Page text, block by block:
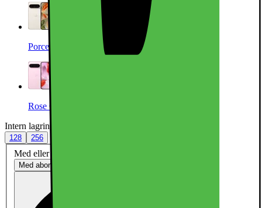
Porcelain
Rose Quartz
Intern lagring (GB)
128 256
Med eller uten abonnement?
Med abonnement